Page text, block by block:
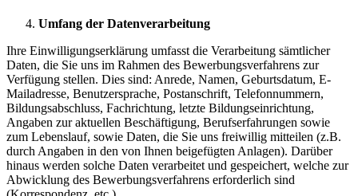
Umfang der Datenverarbeitung
Ihre Einwilligungserklärung umfasst die Verarbeitung sämtlicher
Daten, die Sie uns im Rahmen des Bewerbungsverfahrens zur
Verfügung stellen. Dies sind: Anrede, Namen, Geburtsdatum, E-
Mailadresse, Benutzersprache, Postanschrift, Telefonnummern,
Bildungsabschluss, Fachrichtung, letzte Bildungseinrichtung,
Angaben zur aktuellen Beschäftigung, Berufserfahrungen sowie
zum Lebenslauf, sowie Daten, die Sie uns freiwillig mitteilen (z.B.
durch Angaben in den von Ihnen beigefügten Anlagen). Darüber
hinaus werden solche Daten verarbeitet und gespeichert, welche zur
Abwicklung des Bewerbungsverfahrens erforderlich sind